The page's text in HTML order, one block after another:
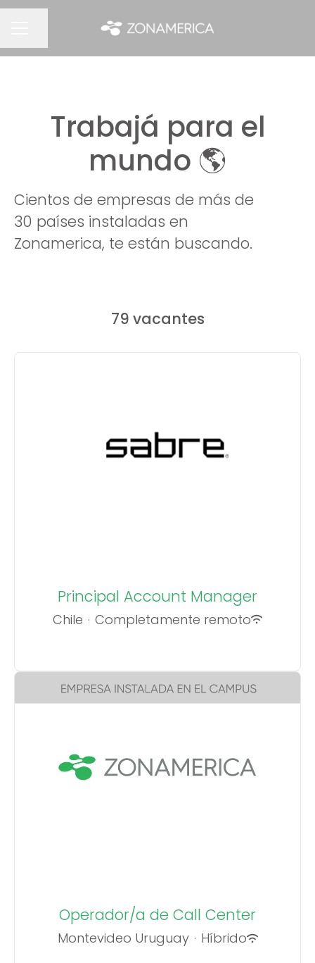
Compartir página
Trabajá para el
mundo 🌎
Cientos de empresas de más de
30 países instaladas en
Zonamerica, te están buscando.
79 vacantes
Principal Account Manager
Chile · Completamente remoto
Operador/a de Call Center
Montevideo Uruguay · Híbrido